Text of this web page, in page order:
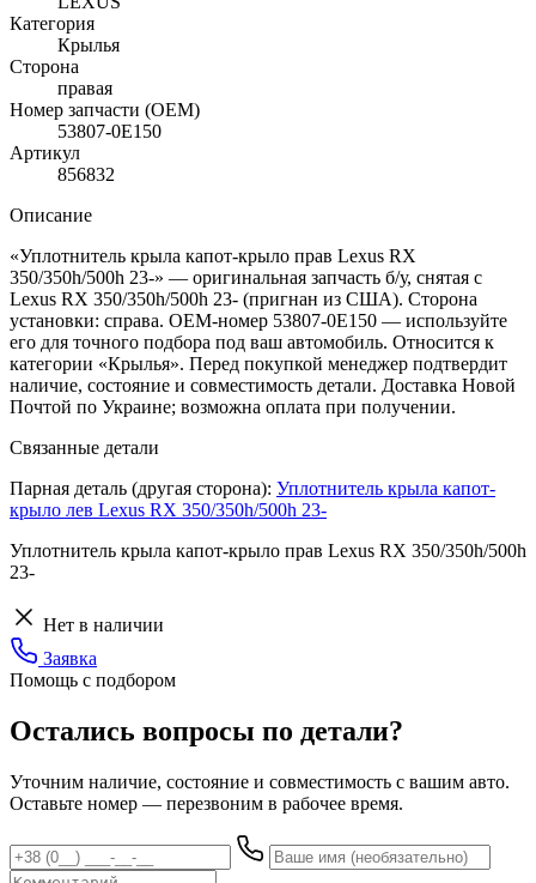
Категория
Крылья
Сторона
правая
Номер запчасти (OEM)
53807-0E150
Артикул
856832
Описание
«Уплотнитель крыла капот-крыло прав Lexus RX
350/350h/500h 23-» — оригинальная запчасть б/у, снятая с
Lexus RX 350/350h/500h 23- (пригнан из США). Сторона
установки: справа. OEM-номер 53807-0E150 — используйте
его для точного подбора под ваш автомобиль. Относится к
категории «Крылья». Перед покупкой менеджер подтвердит
наличие, состояние и совместимость детали. Доставка Новой
Почтой по Украине; возможна оплата при получении.
Связанные детали
Парная деталь (другая сторона): Уплотнитель крыла капот-
крыло лев Lexus RX 350/350h/500h 23-
Уплотнитель крыла капот-крыло прав Lexus RX 350/350h/500h
23-
Нет в наличии
Заявка
Помощь с подбором
Остались вопросы по детали?
Уточним наличие, состояние и совместимость с вашим авто.
Оставьте номер — перезвоним в рабочее время.